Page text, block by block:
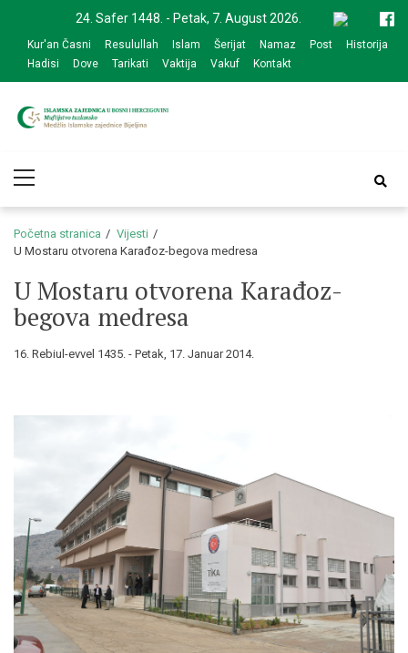
navigation
content
24. Safer 1448. - Petak, 7. August 2026.
Kur'an Časni Resulullah Islam Šerijat Namaz Post
Historija
Hadisi
Dove Tarikati Vaktija Vakuf Kontakt
zajednice Bijeljina
Menu
Početna stranica
Vijesti
U Mostaru otvorena Karađoz-begova medresa
U Mostaru otvorena Karađoz-
begova medresa
16. Rebiul-evvel 1435. - Petak, 17. Januar 2014.